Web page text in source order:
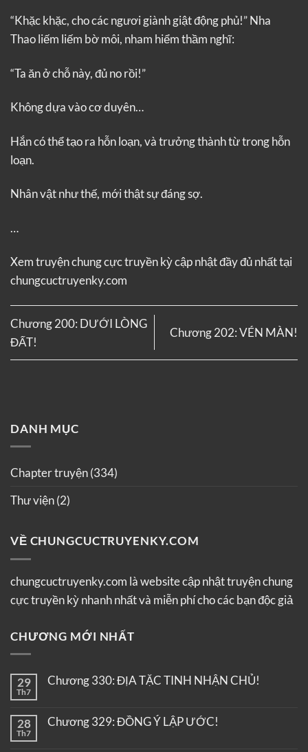
“Khặc khặc, cho các ngươi giành giật động phủ!” Nha
Thao liếm liếm bờ môi, nham hiểm thầm nghĩ:
“Ta ăn ở chỗ này, đủ no rồi!”
Không dựa vào cơ duyên…
Hắn có thể tạo ra hỗn loạn, và trưởng thành từ trong hỗn
loạn.
Nhân vật như thế, mới thật sự đáng sợ.
…
Xem truyệnchung cực truyền kỳcập nhật đầy đủ nhất tại
chungcuctruyenky.com
Chương 200: DƯỚI LÒNG
ĐẤT!
Chương 202: VÉN MÀN!
DANH MỤC
Chapter truyện(334)
Thư viện(2)
VỀ CHUNGCUCTRUYENKY.COM
chungcuctruyenky.com là website cập nhật truyện chung
cực truyền kỳ nhanh nhất và miễn phí cho các bạn độc giả
CHƯƠNG MỚI NHẤT
29
Th7
Chương 330: ĐỊA TẶC TINH NHẬN CHỦ!
28
Th7
Chương 329: ĐỒNG Ý LẬP ƯỚC!